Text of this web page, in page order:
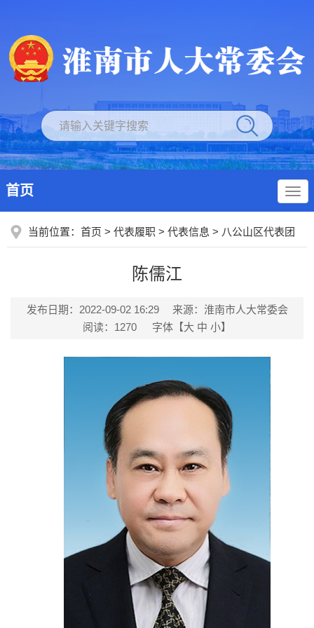
首页
当前位置： 首页 > 代表履职 > 代表信息 > 八公山区代表团
陈儒江
发布日期：2022-09-02 16:29
来源：淮南市人大常委会
阅读： 1270 字体【大 中 小】